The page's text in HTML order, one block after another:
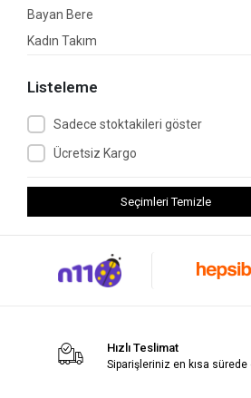
Bayan Bere
Kadın Takım
Kadın Yelek
Bayan Çorap
Kadın Kazak
Kadın Alt-Üst Takım
Listeleme
Sadece stoktakileri göster
Ücretsiz Kargo
Seçimleri Temizle
Hızlı Teslimat
Siparişleriniz en kısa sürede